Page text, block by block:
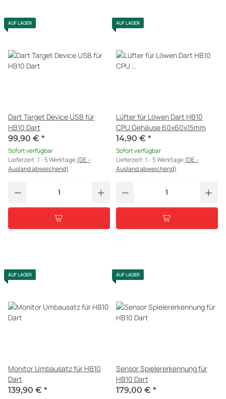
AUF LAGER
Dart Target Device USB für
HB10 Dart
99,90 € *
Sofort verfügbar
Lieferzeit:1 - 5 Werktage(DE -
Ausland abweichend)
AUF LAGER
Lüfter für Löwen Dart HB10
CPU Gehäuse 60x60x15mm
14,90 € *
Sofort verfügbar
Lieferzeit:1 - 5 Werktage(DE -
Ausland abweichend)
AUF LAGER
Monitor Umbausatz für HB10
Dart
139,90 € *
AUF LAGER
Sensor Spielererkennung für
HB10 Dart
179,00 € *